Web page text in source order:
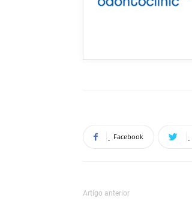
Facebook
Artigo anterior